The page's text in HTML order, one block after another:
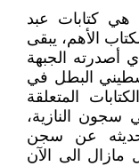
هي كتابات عبد
الأهم، يبقى
أصدرته الجبهة
البطل في
المتعلقة
سجون النازية،
عن سجن
مازال الى الآن